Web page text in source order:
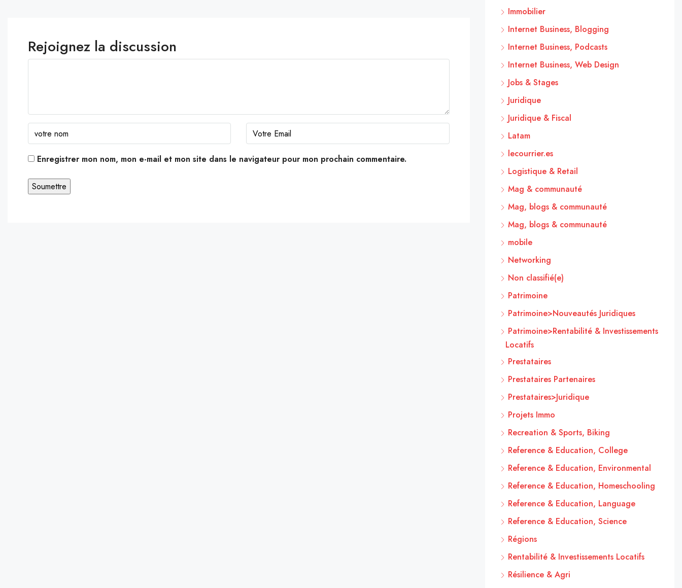
Rejoignez la discussion
Enregistrer mon nom, mon e-mail et mon site dans le navigateur pour mon prochain commentaire.
Immobilier
Internet Business, Blogging
Internet Business, Podcasts
Internet Business, Web Design
Jobs & Stages
Juridique
Juridique & Fiscal
Latam
lecourrier.es
Logistique & Retail
Mag & communauté
Mag, blogs & communauté
Mag, blogs & communauté
mobile
Networking
Non classifié(e)
Patrimoine
Patrimoine>Nouveautés Juridiques
Patrimoine>Rentabilité & Investissements
Locatifs
Prestataires
Prestataires Partenaires
Prestataires>Juridique
Projets Immo
Recreation & Sports, Biking
Reference & Education, College
Reference & Education, Environmental
Reference & Education, Homeschooling
Reference & Education, Language
Reference & Education, Science
Régions
Rentabilité & Investissements Locatifs
Résilience & Agri